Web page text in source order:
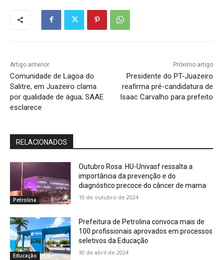
Artigo anterior
Comunidade de Lagoa do
Salitre, em Juazeiro clama
por qualidade de água; SAAE
esclarece
Próximo artigo
Presidente do PT-Juazeiro
reafirma pré-candidatura de
Isaac Carvalho para prefeito
RELACIONADOS
Petrolina
Outubro Rosa: HU-Univasf ressalta a
importância da prevenção e do
diagnóstico precoce do câncer de mama
10 de outubro de 2024
Educação
Prefeitura de Petrolina convoca mais de
100 profissionais aprovados em processos
seletivos da Educação
30 de abril de 2024